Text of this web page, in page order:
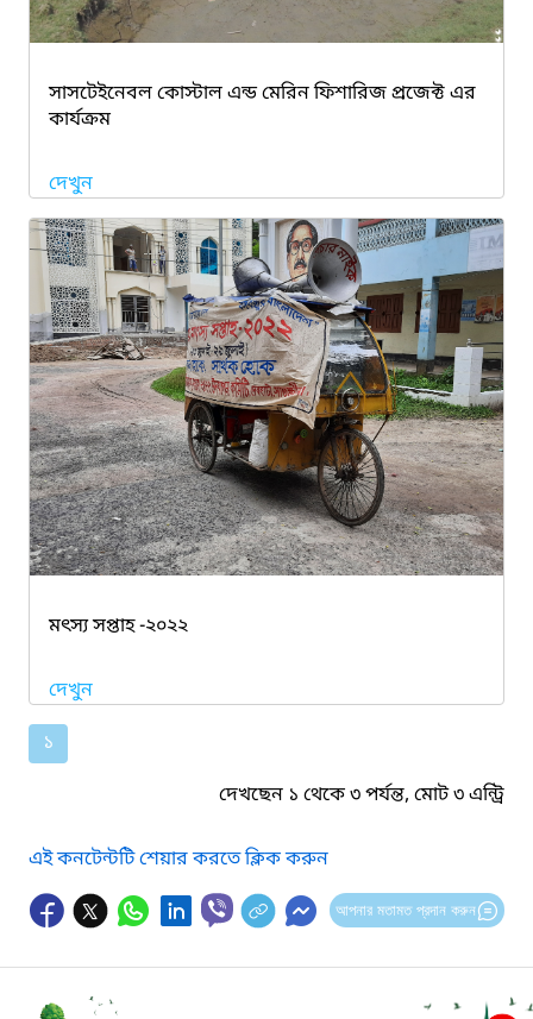
সাসটেইনেবল কোস্টাল এন্ড মেরিন ফিশারিজ প্রজেক্ট এর
কার্যক্রম
দেখুন
মৎস্য সপ্তাহ -২০২২
দেখুন
১
দেখছেন ১ থেকে ৩ পর্যন্ত, মোট ৩ এন্ট্রি
এই কনটেন্টটি শেয়ার করতে ক্লিক করুন
আপনার মতামত প্রদান করুন